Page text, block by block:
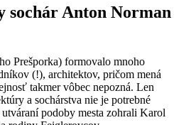
sochár Anton Norman
Prešporka) formovalo mnoho
(!), architektov, pričom mená
takmer vôbec nepozná. Len
a sochárstva nie je potrebné
podoby mesta zohrali Karol